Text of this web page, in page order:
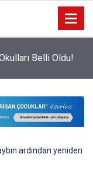
Belli Oldu!
ardından yeniden